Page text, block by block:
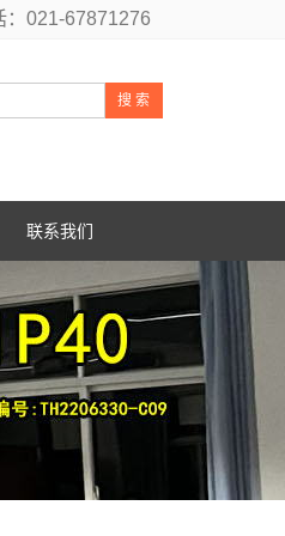
：021-67871276
搜 索
联系我们